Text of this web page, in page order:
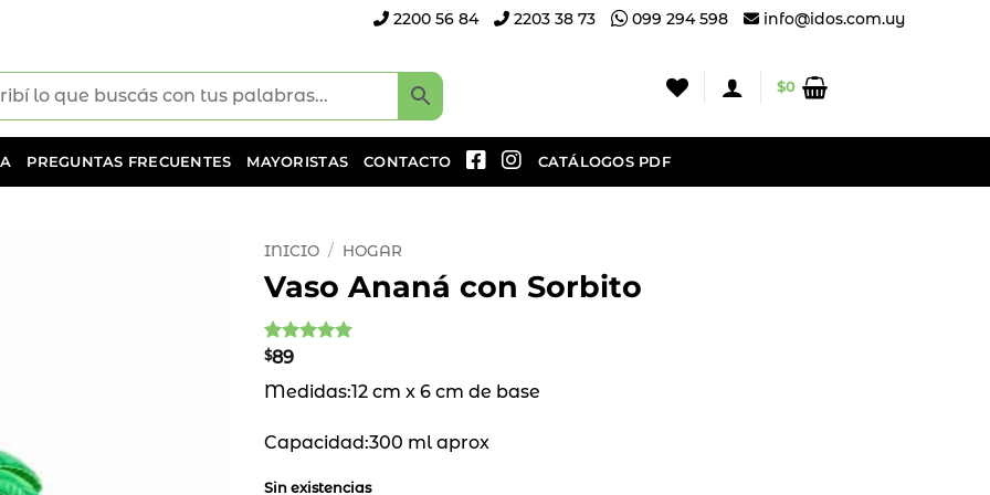
2200 56 84 2203 38 73 099 294 598 info@idos.com.uy
$0
PREGUNTAS FRECUENTES MAYORISTAS CONTACTO CATÁLOGOS PDF
INICIO / HOGAR
Vaso Ananá con Sorbito
Valorado
en base a
1
cliente
$89
Medidas:12 cm x 6 cm de base
Capacidad:300 ml aprox
Sin existencias